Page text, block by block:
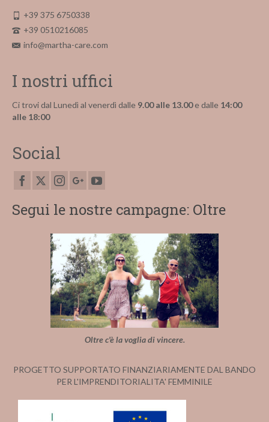
+39 375 6750338
+39 0510216085
info@martha-care.com
I nostri uffici
Ci trovi dal Lunedì al venerdì dalle 9.00 alle 13.00e dalle 14:00
alle 18:00
Social
Segui le nostre campagne: Oltre
Oltre c'è la voglia di vincere.
PROGETTO SUPPORTATO FINANZIARIAMENTE DAL BANDO
PER L'IMPRENDITORIALITA' FEMMINILE